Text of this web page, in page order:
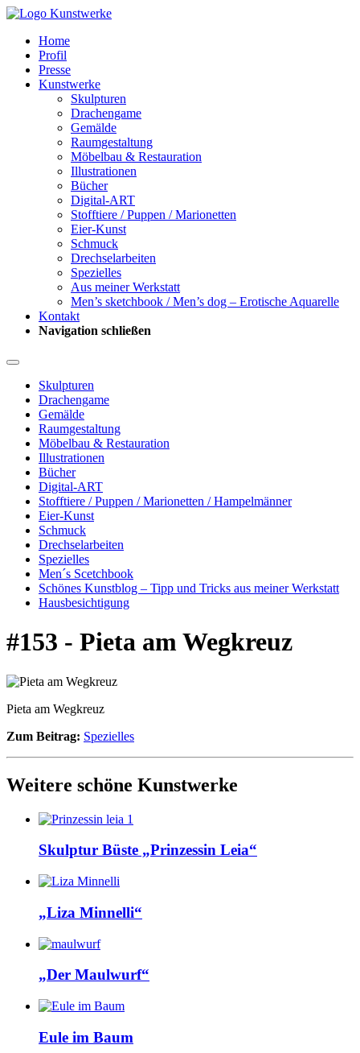
Home
Profil
Presse
Kunstwerke
Skulpturen
Drachengame
Gemälde
Raumgestaltung
Möbelbau & Restauration
Illustrationen
Bücher
Digital-ART
Stofftiere / Puppen / Marionetten
Eier-Kunst
Schmuck
Drechselarbeiten
Spezielles
Aus meiner Werkstatt
Men’s sketchbook / Men’s dog – Erotische Aquarelle
Kontakt
Navigation schließen
Skulpturen
Drachengame
Gemälde
Raumgestaltung
Möbelbau & Restauration
Illustrationen
Bücher
Digital-ART
Stofftiere / Puppen / Marionetten / Hampelmänner
Eier-Kunst
Schmuck
Drechselarbeiten
Spezielles
Men´s Scetchbook
Schönes Kunstblog – Tipp und Tricks aus meiner Werkstatt
Hausbesichtigung
#153 - Pieta am Wegkreuz
Pieta am Wegkreuz
Zum Beitrag: Spezielles
Weitere schöne Kunstwerke
Skulptur Büste „Prinzessin Leia“
„Liza Minnelli“
„Der Maulwurf“
Eule im Baum